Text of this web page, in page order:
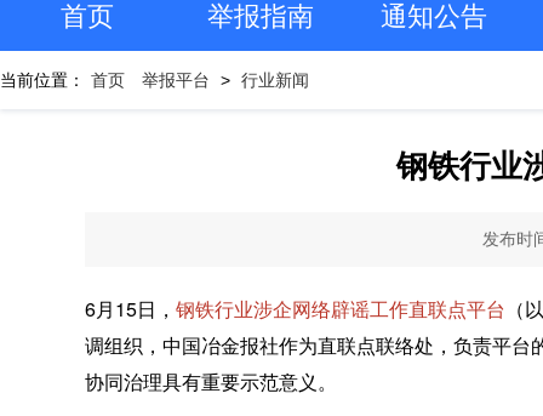
首页 举报指南 通知公告
当前位置： 首页 举报平台 > 行业新闻
钢铁行业
发布时
6月15日， 钢铁行业涉企网络辟谣工作直联点平台 （
调组织，中国冶金报社作为直联点联络处，负责平
协同治理具有重要示范意义。